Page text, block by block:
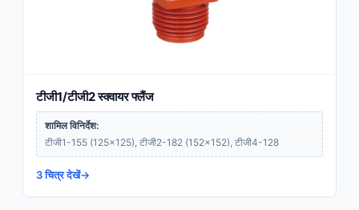
टीजी1/टीजी2 स्क्वायर फ्लैंज
शामिल विनिर्देश:
टीजी1-155 (125×125), टीजी2-182 (152×152), टीजी4-128
3 चित्र देखें